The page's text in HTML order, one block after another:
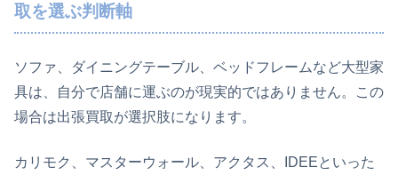
取を選ぶ判断軸
ソファ、ダイニングテーブル、ベッドフレームなど大型家
具は、自分で店舗に運ぶのが現実的ではありません。この
場合は出張買取が選択肢になります。
カリモク、マスターウォール、アクタス、IDEEといった